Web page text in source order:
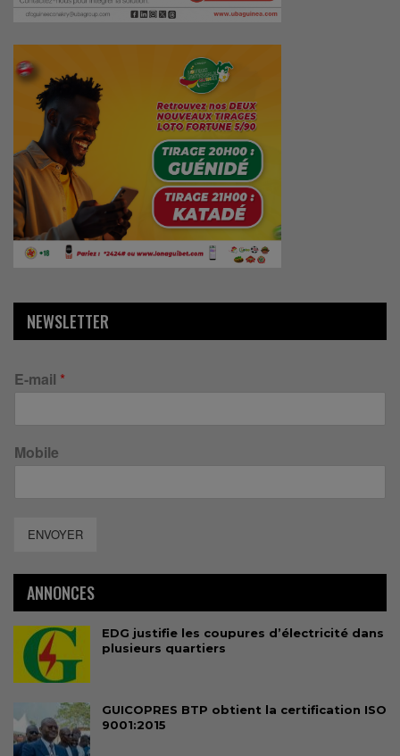
NEWSLETTER
E-mail *
Mobile
ENVOYER
ANNONCES
EDG justifie les coupures d’électricité dans
plusieurs quartiers
GUICOPRES BTP obtient la certification ISO
9001:2015